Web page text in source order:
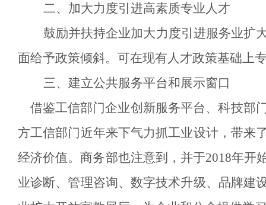
二、 加大力度引进高素质专业人才
鼓励并扶持企业加大力度引进服务业扩
面给予政策倾斜。 可在现有人才政策基础上
三、 建立公共服务平台和展示窗口
借鉴工信部门企业创新服务平台、科技部
方工信部门近年来下气力抓工业设计，带来
经济价值。商务部也注意到，并于2018年开
业诊断、管理咨询、数字技术升级、品牌建